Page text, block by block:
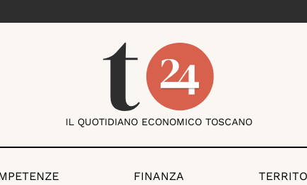
IL QUOTIDIANO ECONOMICO TOSCANO
FINANZA